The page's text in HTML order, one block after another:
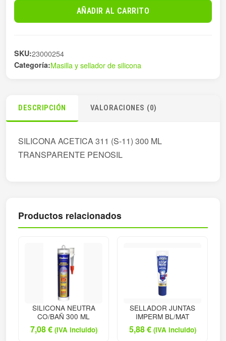
ACETICA
cantidad
AÑADIR AL CARRITO
SKU:23000254
Categoría:Masilla y sellador de silicona
DESCRIPCIÓN VALORACIONES (0)
SILICONA ACETICA 311 (S-11) 300 ML
TRANSPARENTE PENOSIL
Productos relacionados
SILICONA NEUTRA
CO/BAÑ 300 ML
7,08€ (IVA incluido)
SELLADOR JUNTAS
IMPERM BL/MAT
5,88€ (IVA incluido)